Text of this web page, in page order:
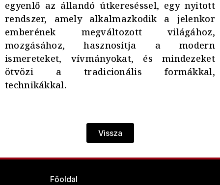
egyenlő az állandó útkereséssel, egy nyitott
rendszer, amely alkalmazkodik a jelenkor
emberének megváltozott világához,
mozgásához, hasznosítja a modern
ismereteket, vívmányokat, és mindezeket
ötvözi a tradicionális formákkal,
technikákkal.
Vissza
Főoldal